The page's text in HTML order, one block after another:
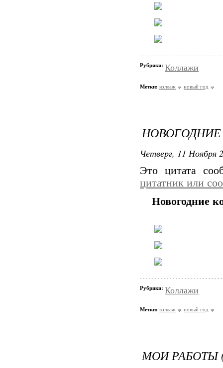
Рубрики: Коллажи
Метки: коллаж новый год
Четверг, 11 Ноября
Это цитата
цитатник или
Новогодние
Рубрики: Коллажи
Метки: коллаж новый год
МОИ РАБОТЫ (